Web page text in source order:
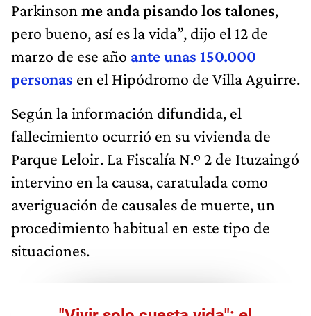
Parkinson me anda pisando los talones,
pero bueno, así es la vida”, dijo el 12 de
marzo de ese año ante unas 150.000
personas en el Hipódromo de Villa Aguirre.
Según la información difundida, el
fallecimiento ocurrió en su vivienda de
Parque Leloir. La Fiscalía N.º 2 de Ituzaingó
intervino en la causa, caratulada como
averiguación de causales de muerte, un
procedimiento habitual en este tipo de
situaciones.